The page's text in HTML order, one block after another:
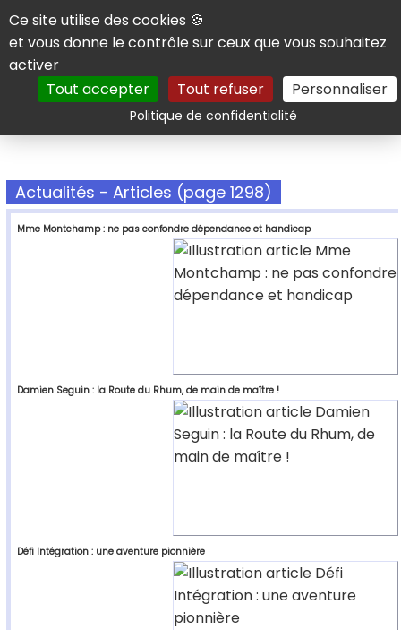
Panneau de gestion des cookies
Ce site utilise des cookies 🍪
et vous donne le contrôle sur ceux que vous souhaitez
activer
Tout accepter
Tout refuser Personnaliser
Politique de confidentialitéRechercher
Actualités - Articles (page 1298)
Mme Montchamp : ne pas confondre dépendance et handicap
Damien Seguin : la Route du Rhum, de main de maître !
Défi Intégration : une aventure pionnière